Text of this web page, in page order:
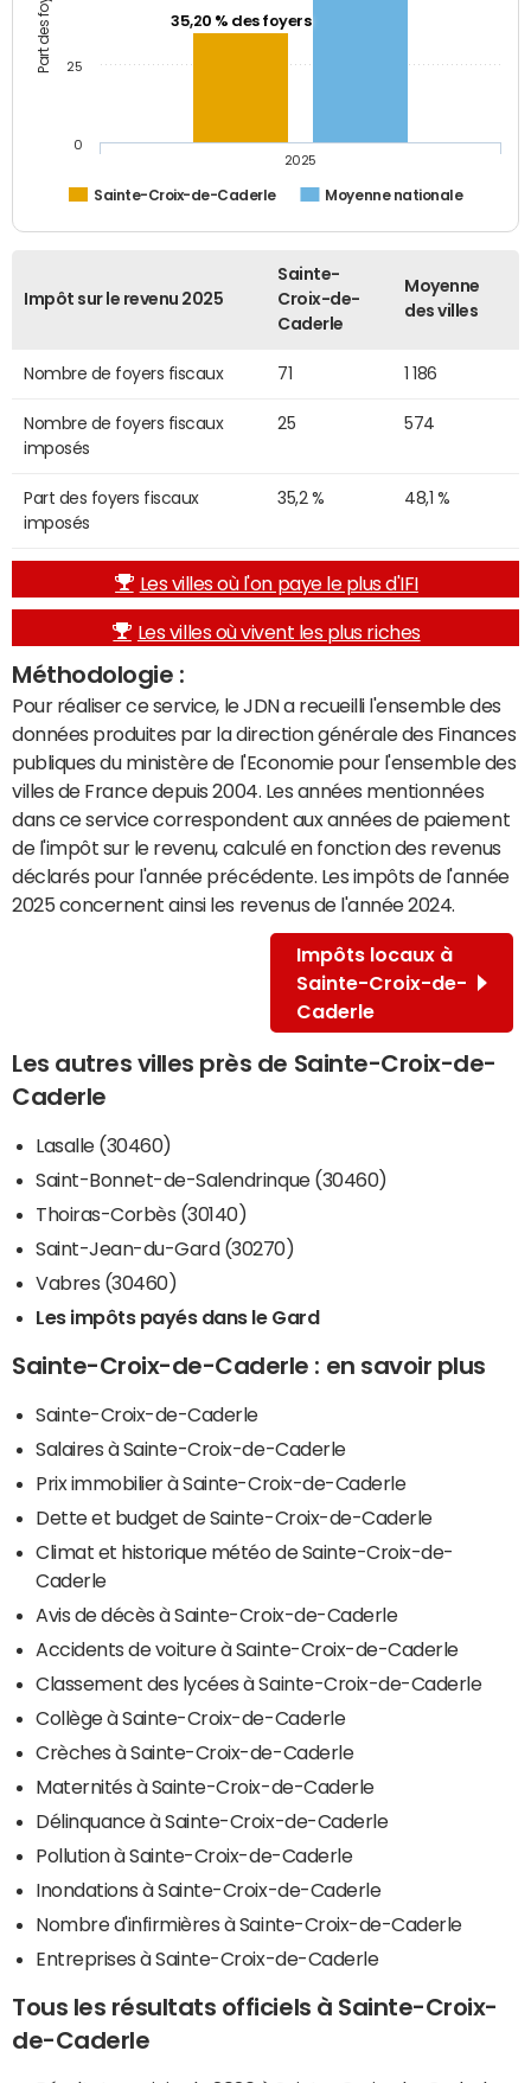
35,20 % des foyers
Sainte-Croix-de-Caderle Moyenne nationale
2025
0
25
Impôt sur le revenu 2025
Sainte-
Croix-de-
Caderle
Moyenne
des villes
Nombre de foyers fiscaux 71 1 186
Nombre de foyers fiscaux
imposés
25 574
Part des foyers fiscaux
imposés
35,2 % 48,1 %
Les villes où l'on paye le plus d'IFI
Les villes où vivent les plus riches
Méthodologie :
Pour réaliser ce service, le JDN a recueilli l'ensemble des
données produites par la direction générale des Finances
publiques du ministère de l'Economie pour l'ensemble des
villes de France depuis 2004. Les années mentionnées
dans ce service correspondent aux années de paiement
de l'impôt sur le revenu, calculé en fonction des revenus
déclarés pour l'année précédente. Les impôts de l'année
2025 concernent ainsi les revenus de l'année 2024.
Impôts locaux à
Sainte-Croix-de-
Caderle
Les autres villes près de Sainte-Croix-de-
Caderle
Lasalle (30460)
Saint-Bonnet-de-Salendrinque (30460)
Thoiras-Corbès (30140)
Saint-Jean-du-Gard (30270)
Vabres (30460)
Les impôts payés dans le Gard
Sainte-Croix-de-Caderle : en savoir plus
Sainte-Croix-de-Caderle
Salaires à Sainte-Croix-de-Caderle
Prix immobilier à Sainte-Croix-de-Caderle
Dette et budget de Sainte-Croix-de-Caderle
Climat et historique météo de Sainte-Croix-de-
Caderle
Avis de décès à Sainte-Croix-de-Caderle
Accidents de voiture à Sainte-Croix-de-Caderle
Classement des lycées à Sainte-Croix-de-Caderle
Collège à Sainte-Croix-de-Caderle
Crèches à Sainte-Croix-de-Caderle
Maternités à Sainte-Croix-de-Caderle
Délinquance à Sainte-Croix-de-Caderle
Pollution à Sainte-Croix-de-Caderle
Inondations à Sainte-Croix-de-Caderle
Nombre d'infirmières à Sainte-Croix-de-Caderle
Entreprises à Sainte-Croix-de-Caderle
Tous les résultats officiels à Sainte-Croix-
de-Caderle